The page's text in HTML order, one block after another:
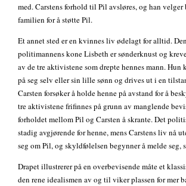
med. Carstens forhold til Pil avsløres, og han
familien for å støtte Pil.
Et annet sted er en kvinnes liv ødelagt for alltid.
politimannens kone Lisbeth er sønderknust og
av de tre aktivistene som drepte hennes mann. Hun
på seg selv eller sin lille sønn og drives ut i en
Carsten forsøker å holde henne på avstand for å
tre aktivistene frifinnes på grunn av manglende
forholdet mellom Pil og Carsten å skrante. Det
stadig avgjørende for henne, mens Carstens liv nå
seg om Pil, og skyldfølelsen begynner å melde seg,
Drapet illustrerer på en overbevisende måte et
den rene idealismen av og til viker plassen for mer